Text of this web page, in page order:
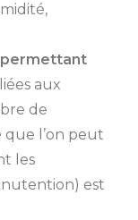
permettant
aux
de
l’on peut
les
est